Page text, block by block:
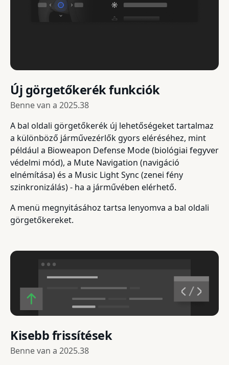
Új görgetőkerék funkciók
Benne van a 2025.38
A bal oldali görgetőkerék új lehetőségeket tartalmaz
a különböző járművezérlők gyors eléréséhez, mint
például a Bioweapon Defense Mode (biológiai fegyver
védelmi mód), a Mute Navigation (navigáció
elnémítása) és a Music Light Sync (zenei fény
szinkronizálás) - ha a járművében elérhető.
A menü megnyitásához tartsa lenyomva a bal oldali
görgetőkereket.
Kisebb frissítések
Benne van a 2025.38